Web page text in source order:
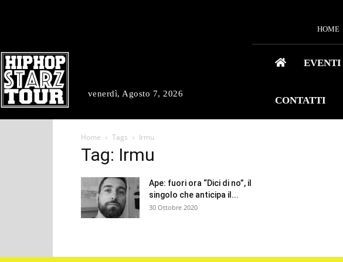
venerdì, Agosto 7, 2026
HOME
EVENTI
CONTATTI
Home Tags Irmu
Tag: Irmu
Ape: fuori ora “Dici di no”, il
singolo che anticipa il...
30 Ottobre 2020